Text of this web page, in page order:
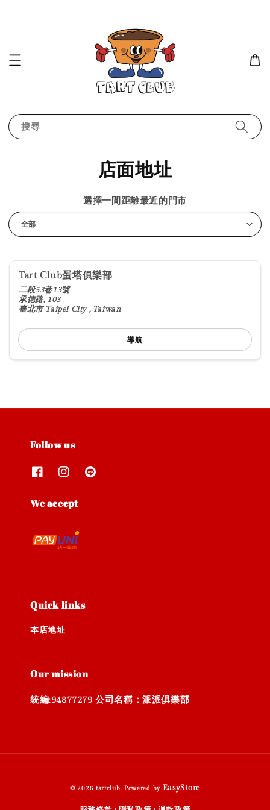
搜尋
店面地址
選擇一間距離最近的門市
Tart Club蛋塔俱樂部
二段53巷13號
承德路, 103
臺北市 Taipei City , Taiwan
導航
Follow us
We accept
Quick links
本店地址
Our mission
統編:94877279 公司名稱：派派俱樂部
© 2026 tartclub. Powered by EasyStore